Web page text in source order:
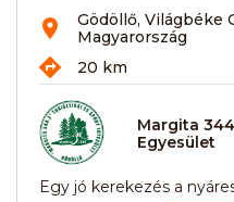
Gödöllő, Világbéke
Magyarország
20 km
Margita
Egyesület
Egy jó kerekezés a